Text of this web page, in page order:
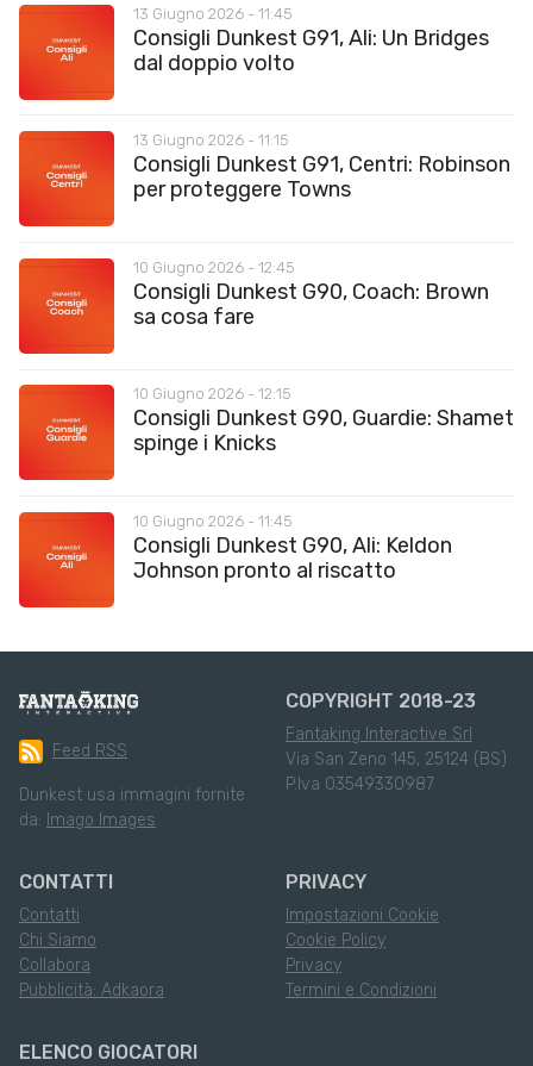
13 Giugno 2026 - 11:45
Consigli Dunkest G91, Ali: Un Bridges
dal doppio volto
13 Giugno 2026 - 11:15
Consigli Dunkest G91, Centri: Robinson
per proteggere Towns
10 Giugno 2026 - 12:45
Consigli Dunkest G90, Coach: Brown
sa cosa fare
10 Giugno 2026 - 12:15
Consigli Dunkest G90, Guardie: Shamet
spinge i Knicks
10 Giugno 2026 - 11:45
Consigli Dunkest G90, Ali: Keldon
Johnson pronto al riscatto
Feed RSS
Dunkest usa immagini fornite
da: Imago Images
COPYRIGHT 2018-23
Fantaking Interactive Srl
Via San Zeno 145, 25124 (BS)
P.Iva 03549330987
CONTATTI
Contatti
Chi Siamo
Collabora
Pubblicità: Adkaora
PRIVACY
Impostazioni Cookie
Cookie Policy
Privacy
Termini e Condizioni
ELENCO GIOCATORI